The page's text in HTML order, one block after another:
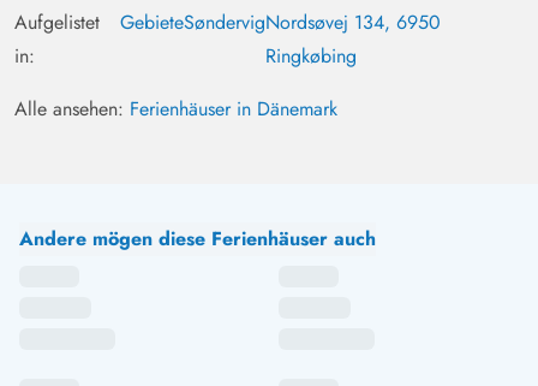
Aufgelistet
in:
GebieteSøndervigNordsøvej 134, 6950
Ringkøbing
Alle ansehen: Ferienhäuser in Dänemark
Andere mögen diese Ferienhäuser auch